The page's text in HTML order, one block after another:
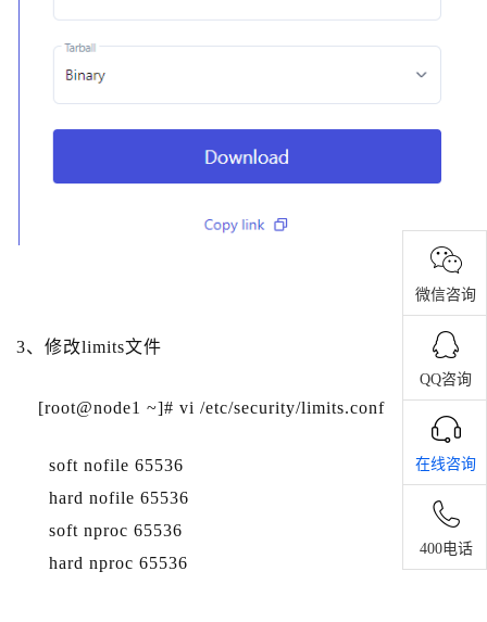
微信咨询
QQ咨询
在线咨询
400电话
3、修改limits文件
[root@node1 ~]# vi /etc/security/limits.conf
soft nofile 65536
hard nofile 65536
soft nproc 65536
hard nproc 65536